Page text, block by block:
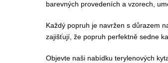
barevných provedeních a vzorech,
Každý popruh je navržen s důrazem
zajišťují, že popruh perfektně sedne
Objevte naši nabídku terylenových